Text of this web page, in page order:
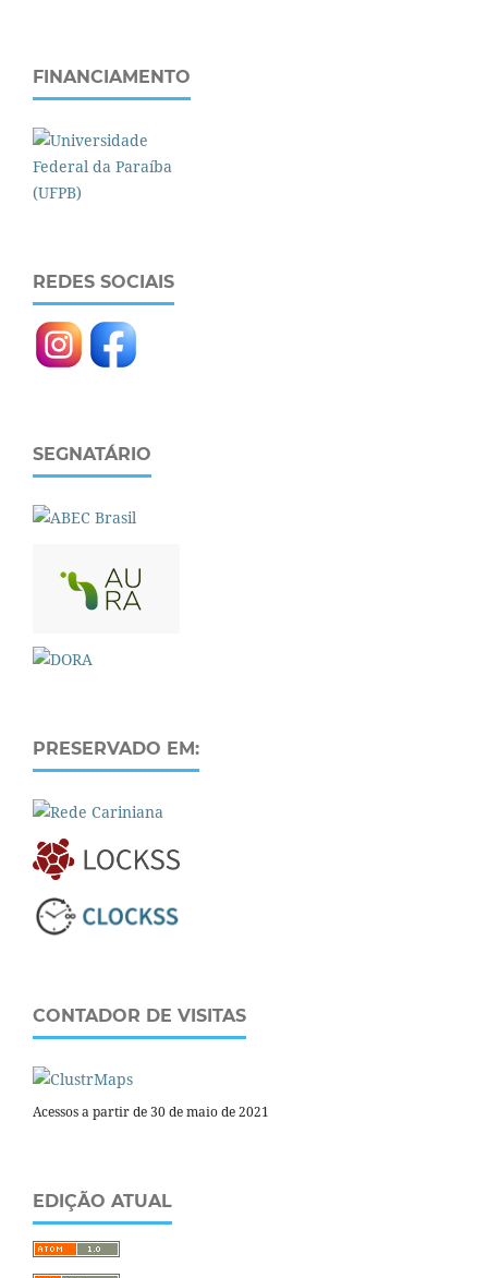
FINANCIAMENTO
REDES SOCIAIS
SEGNATÁRIO
PRESERVADO EM:
CONTADOR DE VISITAS
Acessos a partir de 30 de maio de 2021
EDIÇÃO ATUAL